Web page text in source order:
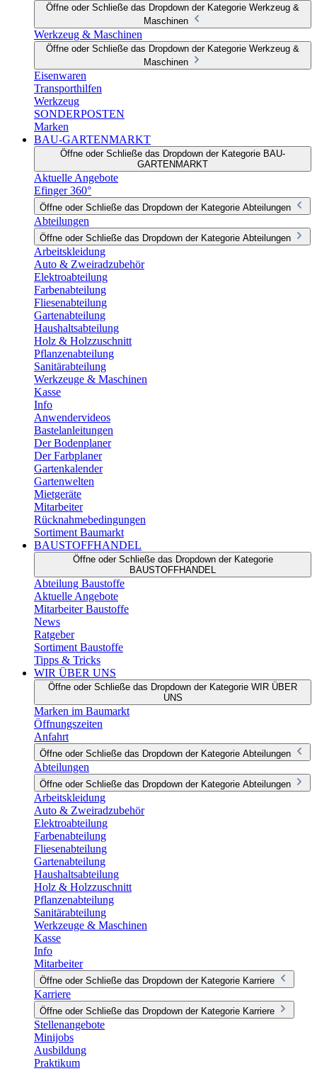
Öffne oder Schließe das Dropdown der Kategorie Werkzeug &
Maschinen
Werkzeug & Maschinen
Öffne oder Schließe das Dropdown der Kategorie Werkzeug &
Maschinen
Eisenwaren
Transporthilfen
Werkzeug
SONDERPOSTEN
Marken
BAU-GARTENMARKT
Öffne oder Schließe das Dropdown der Kategorie BAU-
GARTENMARKT
Aktuelle Angebote
Efinger 360°
Öffne oder Schließe das Dropdown der Kategorie Abteilungen
Abteilungen
Öffne oder Schließe das Dropdown der Kategorie Abteilungen
Arbeitskleidung
Auto & Zweiradzubehör
Elektroabteilung
Farbenabteilung
Fliesenabteilung
Gartenabteilung
Haushaltsabteilung
Holz & Holzzuschnitt
Pflanzenabteilung
Sanitärabteilung
Werkzeuge & Maschinen
Kasse
Info
Anwendervideos
Bastelanleitungen
Der Bodenplaner
Der Farbplaner
Gartenkalender
Gartenwelten
Mietgeräte
Mitarbeiter
Rücknahmebedingungen
Sortiment Baumarkt
BAUSTOFFHANDEL
Öffne oder Schließe das Dropdown der Kategorie
BAUSTOFFHANDEL
Abteilung Baustoffe
Aktuelle Angebote
Mitarbeiter Baustoffe
News
Ratgeber
Sortiment Baustoffe
Tipps & Tricks
WIR ÜBER UNS
Öffne oder Schließe das Dropdown der Kategorie WIR ÜBER
UNS
Marken im Baumarkt
Öffnungszeiten
Anfahrt
Öffne oder Schließe das Dropdown der Kategorie Abteilungen
Abteilungen
Öffne oder Schließe das Dropdown der Kategorie Abteilungen
Arbeitskleidung
Auto & Zweiradzubehör
Elektroabteilung
Farbenabteilung
Fliesenabteilung
Gartenabteilung
Haushaltsabteilung
Holz & Holzzuschnitt
Pflanzenabteilung
Sanitärabteilung
Werkzeuge & Maschinen
Kasse
Info
Mitarbeiter
Öffne oder Schließe das Dropdown der Kategorie Karriere
Karriere
Öffne oder Schließe das Dropdown der Kategorie Karriere
Stellenangebote
Minijobs
Ausbildung
Praktikum